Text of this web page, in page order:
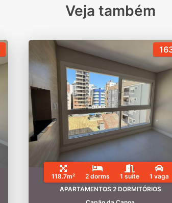
Veja também
118.7m² 2 dorms 1 suíte
1 vaga
APARTAMENTOS 2 DORMITÓRIOS